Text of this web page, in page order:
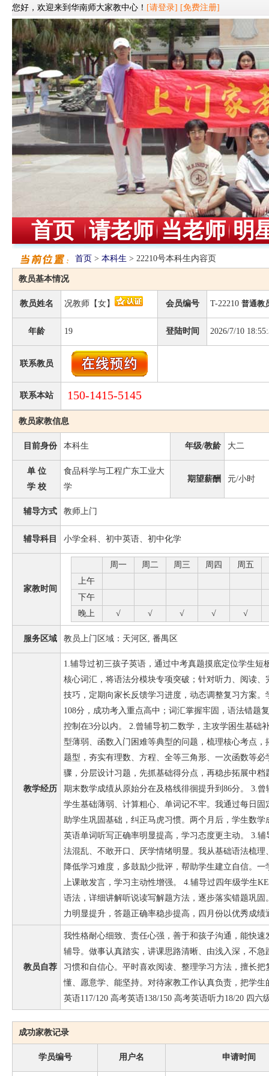
您好，欢迎来到华南师大家教中心！ [请登录] [免费注册]
首页 请老师 当老师 明
首页 > 本科生 > 22210号本科生内容页
教员基本情况
教员姓名 况教师【女】 会员编号 T-22210 普通教
年龄 19 登陆时间 2026/7/10
联系教员
联系本站 150-1415-5145
教员家教信息
目前身份 本科生 年级/教龄 大二
单 位
学 校
食品科学与工程广东工业大
学
期望薪酬 元/小时
辅导方式 教师上门
辅导科目 小学全科、初中英语、初中化学
家教时间
周一 周二 周三 周四 周五
上午
下午
晚上
√ √ √ √ √
服务区域 教员上门区域：天河区, 番禺区
教学经历
1.辅导过初三孩子英语，通过中考真题摸底定位学生短
核心词汇，将语法分模块专项突破；针对听力、阅读
技巧，定期向家长反馈学习进度，动态调整复习方案。
108分，成功考入重点高中；词汇掌握牢固，语法错题
控制在3分以内。 2.曾辅导初二数学，主攻学困生基础
型薄弱、函数入门困难等典型的问题，梳理核心考点
题型，夯实有理数、方程、全等三角形、一次函数等
骤，分层设计习题，先抓基础得分点，再稳步拓展中
期末数学成绩从原始分在及格线徘徊提升到86分。 3.
学生基础薄弱、计算粗心、单词记不牢。我通过每日
助学生巩固基础，纠正马虎习惯。两个月后，学生数学
英语单词听写正确率明显提高，学习态度更主动。 3.
法混乱、不敢开口、厌学情绪明显。我从基础语法梳
降低学习难度，多鼓励少批评，帮助学生建立自信。
上课敢发言，学习主动性增强。 4.辅导过四年级学生
语法，详细讲解听说读写解题方法，逐步落实错题巩
力明显提升，答题正确率稳步提高，四月份以优秀成绩
教员自荐
我性格耐心细致、责任心强，善于和孩子沟通，能快
辅导。做事认真踏实，讲课思路清晰、由浅入深，不
习惯和自信心。平时喜欢阅读、整理学习方法，擅长
懂、愿意学、能坚持。对待家教工作认真负责，把学
英语117/120 高考英语138/150 高考英语听力18/20 四六
成功家教记录
学员编号 用户名 申请时间